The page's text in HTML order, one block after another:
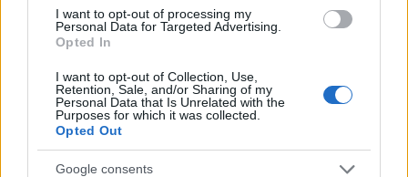
I want to opt-out of processing my
Personal Data for Targeted Advertising.
Opted In
I want to opt-out of Collection, Use,
Retention, Sale, and/or Sharing of my
Personal Data that Is Unrelated with the
Purposes for which it was collected.
Opted Out
Google consents
νέο look της Ζέτας κατευθείαν από την
Ρούλα Ρέβη!
News
Όταν η Ζέτα, συνάντησε τον Θέμη. Η
τηλεόραση και τα τραγούδια του
αγαπημένου της